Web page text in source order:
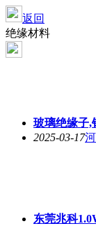
返回
绝缘材料
玻璃绝缘子,
2025-03-17
东莞兆科